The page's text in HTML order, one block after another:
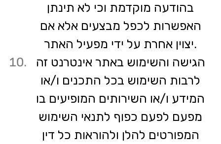
בהודעה מוקדמת וכי לא תינתן
האפשרות לכפל מבצעים אלא אם
יצוין אחרת על ידי מפעיל האתר.
הגישה והשימוש באתר אינטרנט זה
לרבות השימוש בכל התכנים ו/או
המידע ו/או השירותים המופיעים בו
מפעם לפעם כפוף לתנאי השימוש
המפורטים להלן ולהוראות כל דין